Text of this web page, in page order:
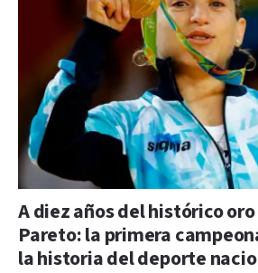
A diez años del histórico
Pareto: la primera
la historia del deporte